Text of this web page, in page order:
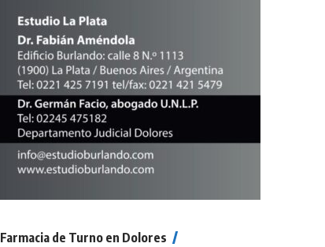
Farmacia de Turno en Dolores